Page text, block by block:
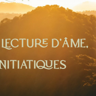
d'âme,